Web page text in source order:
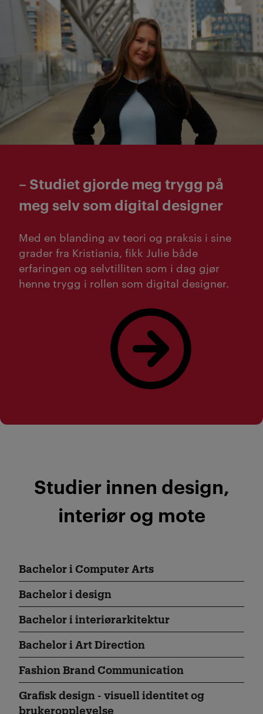
– Studiet gjorde meg trygg på
meg selv som digital designer
Med en blanding av teori og praksis i sine
grader fra Kristiania, fikk Julie både
erfaringen og selvtilliten som i dag gjør
henne trygg i rollen som digital designer.
Studier innen design,
interiør og mote
Bachelor i Computer Arts
Bachelor i design
Bachelor i interiørarkitektur
Bachelor i Art Direction
Fashion Brand Communication
Grafisk design - visuell identitet og
brukeropplevelse